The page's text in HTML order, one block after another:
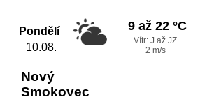
Pondělí
10.08.
9 až 22 °C
Vítr: J až JZ
2 m/s
Nový
Smokovec